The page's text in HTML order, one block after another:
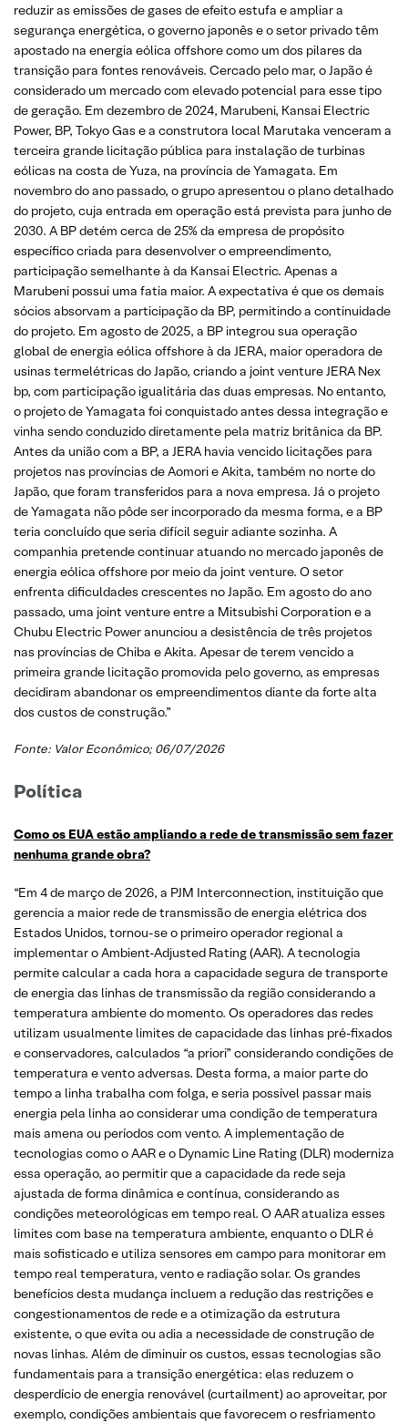
reduzir as emissões de gases de efeito estufa e ampliar a
segurança energética, o governo japonês e o setor privado têm
apostado na energia eólica offshore como um dos pilares da
transição para fontes renováveis. Cercado pelo mar, o Japão é
considerado um mercado com elevado potencial para esse tipo
de geração. Em dezembro de 2024, Marubeni, Kansai Electric
Power, BP, Tokyo Gas e a construtora local Marutaka venceram a
terceira grande licitação pública para instalação de turbinas
eólicas na costa de Yuza, na província de Yamagata. Em
novembro do ano passado, o grupo apresentou o plano detalhado
do projeto, cuja entrada em operação está prevista para junho de
2030. A BP detém cerca de 25% da empresa de propósito
específico criada para desenvolver o empreendimento,
participação semelhante à da Kansai Electric. Apenas a
Marubeni possui uma fatia maior. A expectativa é que os demais
sócios absorvam a participação da BP, permitindo a continuidade
do projeto. Em agosto de 2025, a BP integrou sua operação
global de energia eólica offshore à da JERA, maior operadora de
usinas termelétricas do Japão, criando a joint venture JERA Nex
bp, com participação igualitária das duas empresas. No entanto,
o projeto de Yamagata foi conquistado antes dessa integração e
vinha sendo conduzido diretamente pela matriz britânica da BP.
Antes da união com a BP, a JERA havia vencido licitações para
projetos nas províncias de Aomori e Akita, também no norte do
Japão, que foram transferidos para a nova empresa. Já o projeto
de Yamagata não pôde ser incorporado da mesma forma, e a BP
teria concluído que seria difícil seguir adiante sozinha. A
companhia pretende continuar atuando no mercado japonês de
energia eólica offshore por meio da joint venture. O setor
enfrenta dificuldades crescentes no Japão. Em agosto do ano
passado, uma joint venture entre a Mitsubishi Corporation e a
Chubu Electric Power anunciou a desistência de três projetos
nas províncias de Chiba e Akita. Apesar de terem vencido a
primeira grande licitação promovida pelo governo, as empresas
decidiram abandonar os empreendimentos diante da forte alta
dos custos de construção.”
Fonte: Valor Econômico; 06/07/2026
Política
Como os EUA estão ampliando a rede de transmissão sem fazer
nenhuma grande obra?
“Em 4 de março de 2026, a PJM Interconnection, instituição que
gerencia a maior rede de transmissão de energia elétrica dos
Estados Unidos, tornou-se o primeiro operador regional a
implementar o Ambient-Adjusted Rating (AAR). A tecnologia
permite calcular a cada hora a capacidade segura de transporte
de energia das linhas de transmissão da região considerando a
temperatura ambiente do momento. Os operadores das redes
utilizam usualmente limites de capacidade das linhas pré-fixados
e conservadores, calculados “a priori” considerando condições de
temperatura e vento adversas. Desta forma, a maior parte do
tempo a linha trabalha com folga, e seria possível passar mais
energia pela linha ao considerar uma condição de temperatura
mais amena ou períodos com vento. A implementação de
tecnologias como o AAR e o Dynamic Line Rating (DLR) moderniza
essa operação, ao permitir que a capacidade da rede seja
ajustada de forma dinâmica e contínua, considerando as
condições meteorológicas em tempo real. O AAR atualiza esses
limites com base na temperatura ambiente, enquanto o DLR é
mais sofisticado e utiliza sensores em campo para monitorar em
tempo real temperatura, vento e radiação solar. Os grandes
benefícios desta mudança incluem a redução das restrições e
congestionamentos de rede e a otimização da estrutura
existente, o que evita ou adia a necessidade de construção de
novas linhas. Além de diminuir os custos, essas tecnologias são
fundamentais para a transição energética: elas reduzem o
desperdício de energia renovável (curtailment) ao aproveitar, por
exemplo, condições ambientais que favorecem o resfriamento